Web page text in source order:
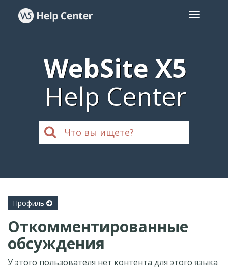
WebSite X5
Help Center
Профиль
Откомментированные
обсуждения
У этого пользователя нет контента для этого языка